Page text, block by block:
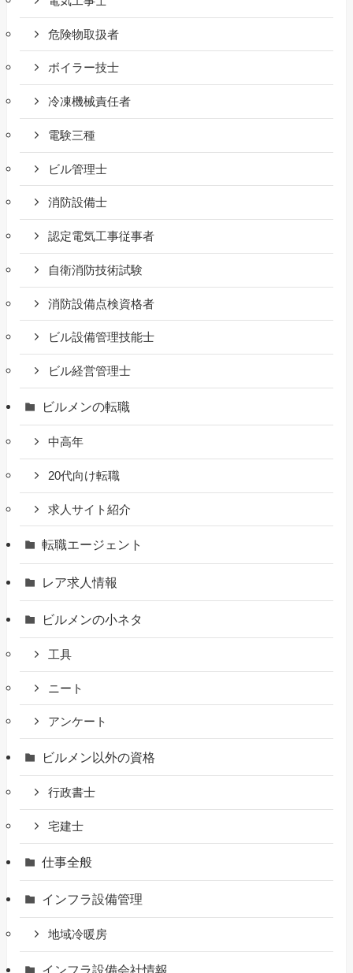
危険物取扱者
ボイラー技士
冷凍機械責任者
電験三種
ビル管理士
消防設備士
認定電気工事従事者
自衛消防技術試験
消防設備点検資格者
ビル設備管理技能士
ビル経営管理士
ビルメンの転職
中高年
20代向け転職
求人サイト紹介
転職エージェント
レア求人情報
ビルメンの小ネタ
工具
ニート
アンケート
ビルメン以外の資格
行政書士
宅建士
仕事全般
インフラ設備管理
地域冷暖房
インフラ設備会社情報